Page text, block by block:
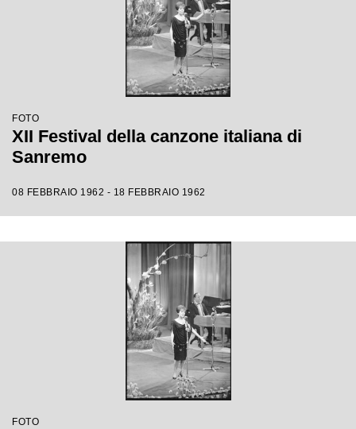
FOTO
XII Festival della canzone italiana di
Sanremo
08 FEBBRAIO 1962 - 18 FEBBRAIO 1962
FOTO